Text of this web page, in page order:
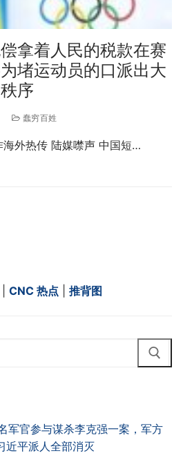
拿着人民的税款在赛
堵运动员的口派出大
序
蠢穷百姓
海外热传 陆媒噤声 中国短…
CNC 热点 推背图
军官参与谋杀李克强一案，军方
近平派人全部消灭